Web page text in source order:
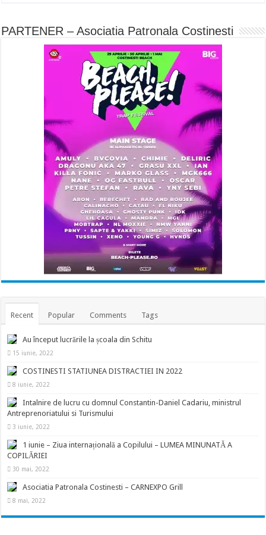
PARTENER – Asociatia Patronala Costinesti
Recent Popular Comments Tags
Au început lucrările la școala din Schitu
15 iunie, 2022
COSTINESTI STATIUNEA DISTRACTIEI IN 2022
8 iunie, 2022
Intalnire de lucru cu domnul Constantin-Daniel Cadariu, ministrul
Antreprenoriatului si Turismului
3 iunie, 2022
1 iunie – Ziua internațională a Copilului – LUMEA MINUNATĂ A
COPILĂRIEI
30 mai, 2022
Asociatia Patronala Costinesti – CARNEXPO Grill
8 mai, 2022